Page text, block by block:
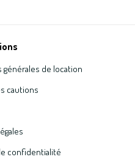
générales de location
cautions
confidentialité